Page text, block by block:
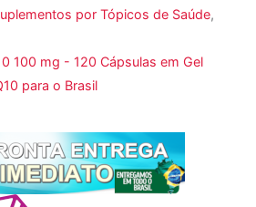
por Tópicos de Saúde,
100 mg - 120 Cápsulas em Gel
para o Brasil